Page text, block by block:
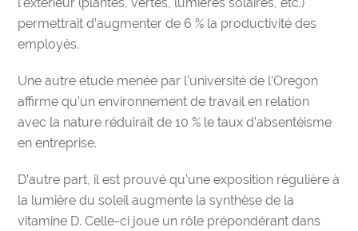
permettraitd’augmenter de 6 % la productivité des
employés.
Une autre étude menée par l’université de l’Oregon
affirme qu’un environnement de travail en relation
avec la nature réduirait de 10 % le taux d’absentéisme
en entreprise.
D’autre part, il est prouvé qu’uneexposition régulière à
la lumière du soleil augmente la synthèse de la
vitamine D. Celle-ci joue un rôle prépondérant dans